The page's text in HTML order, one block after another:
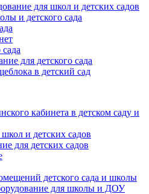
для школ и детских садов
и детского сада
для детского сада
в детский сад
кабинета в детском саду и
и детских садов
для детских садов
детского сада и школы
для школы и ДОУ